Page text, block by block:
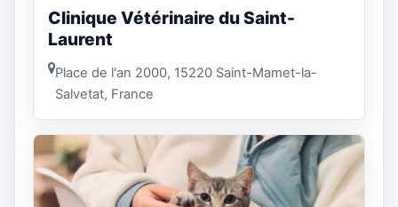
Clinique Vétérinaire du Saint-
Laurent
Place de l'an 2000, 15220 Saint-Mamet-la-
Salvetat, France